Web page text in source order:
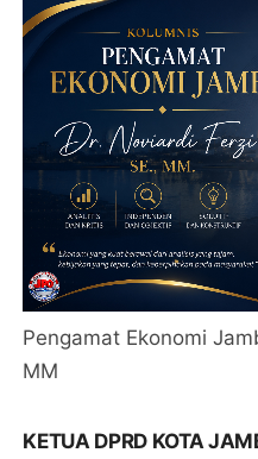
Pengamat Ekonomi
MM
KETUA DPRD KOTA